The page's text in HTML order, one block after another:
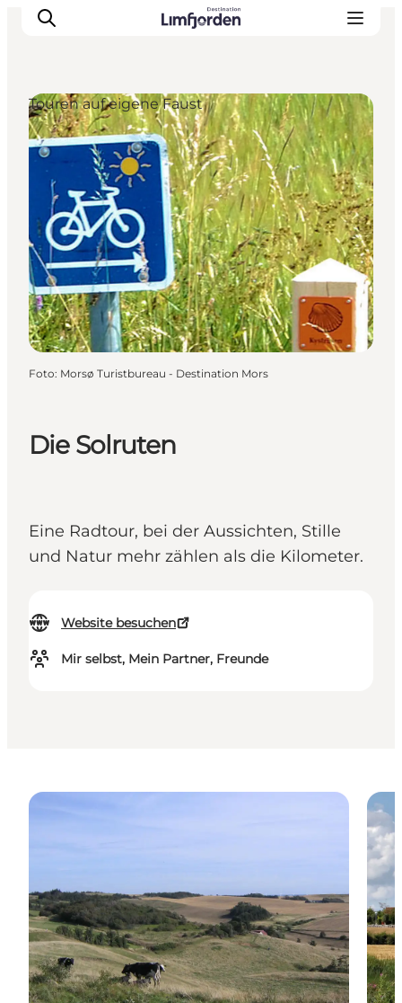
Die Solruten
Eine Radtour, bei der Aussichten, Stille
und Natur mehr zählen als die Kilometer.
Website besuchen
Mir selbst, Mein Partner, Freunde
Touren auf eigene Faust
Foto: Morsø Turistbureau - Destination Mors